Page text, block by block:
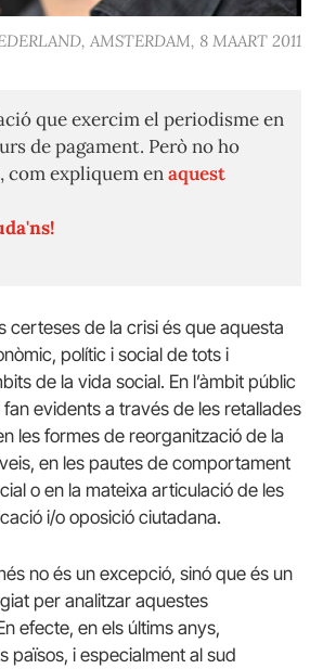
AMSTERDAM, 8 MAART 2011
que exercim el periodisme en
de pagament. Però no ho
com expliquem enaquest
certeses de la crisi és que aquesta
polític i social de tots i
de la vida social. En l’àmbit públic
evidents a través de les retallades
les formes de reorganització de la
en les pautes de comportament
o en la mateixa articulació de les
i/o oposició ciutadana.
no és un excepció, sinó que és un
per analitzar aquestes
efecte, en els últims anys,
països, i especialment al sud